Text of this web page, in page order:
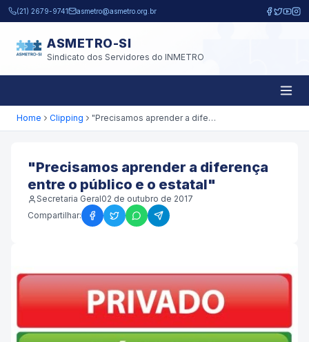
Pular para o conteúdo principal
(21) 2679-9741 asmetro@asmetro.org.br
ASMETRO-SI
Sindicato dos Servidores do INMETRO
Home Clipping "Precisamos aprender a diferença entre o público e o estatal"
"Precisamos aprender a diferença
entre o público e o estatal"
Secretaria Geral02 de outubro de 2017
Compartilhar: